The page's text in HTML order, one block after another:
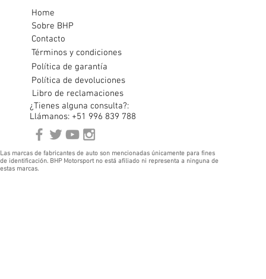
Home
Sobre BHP
Contacto
Términos y condiciones
Política de garantía
Política de devoluciones
Libro de reclamaciones
¿Tienes alguna consulta?:
Llámanos: +51 996 839 788
Las marcas de fabricantes de auto son mencionadas únicamente para fines
de identificación. BHP Motorsport no está afiliado ni representa a ninguna de
estas marcas.